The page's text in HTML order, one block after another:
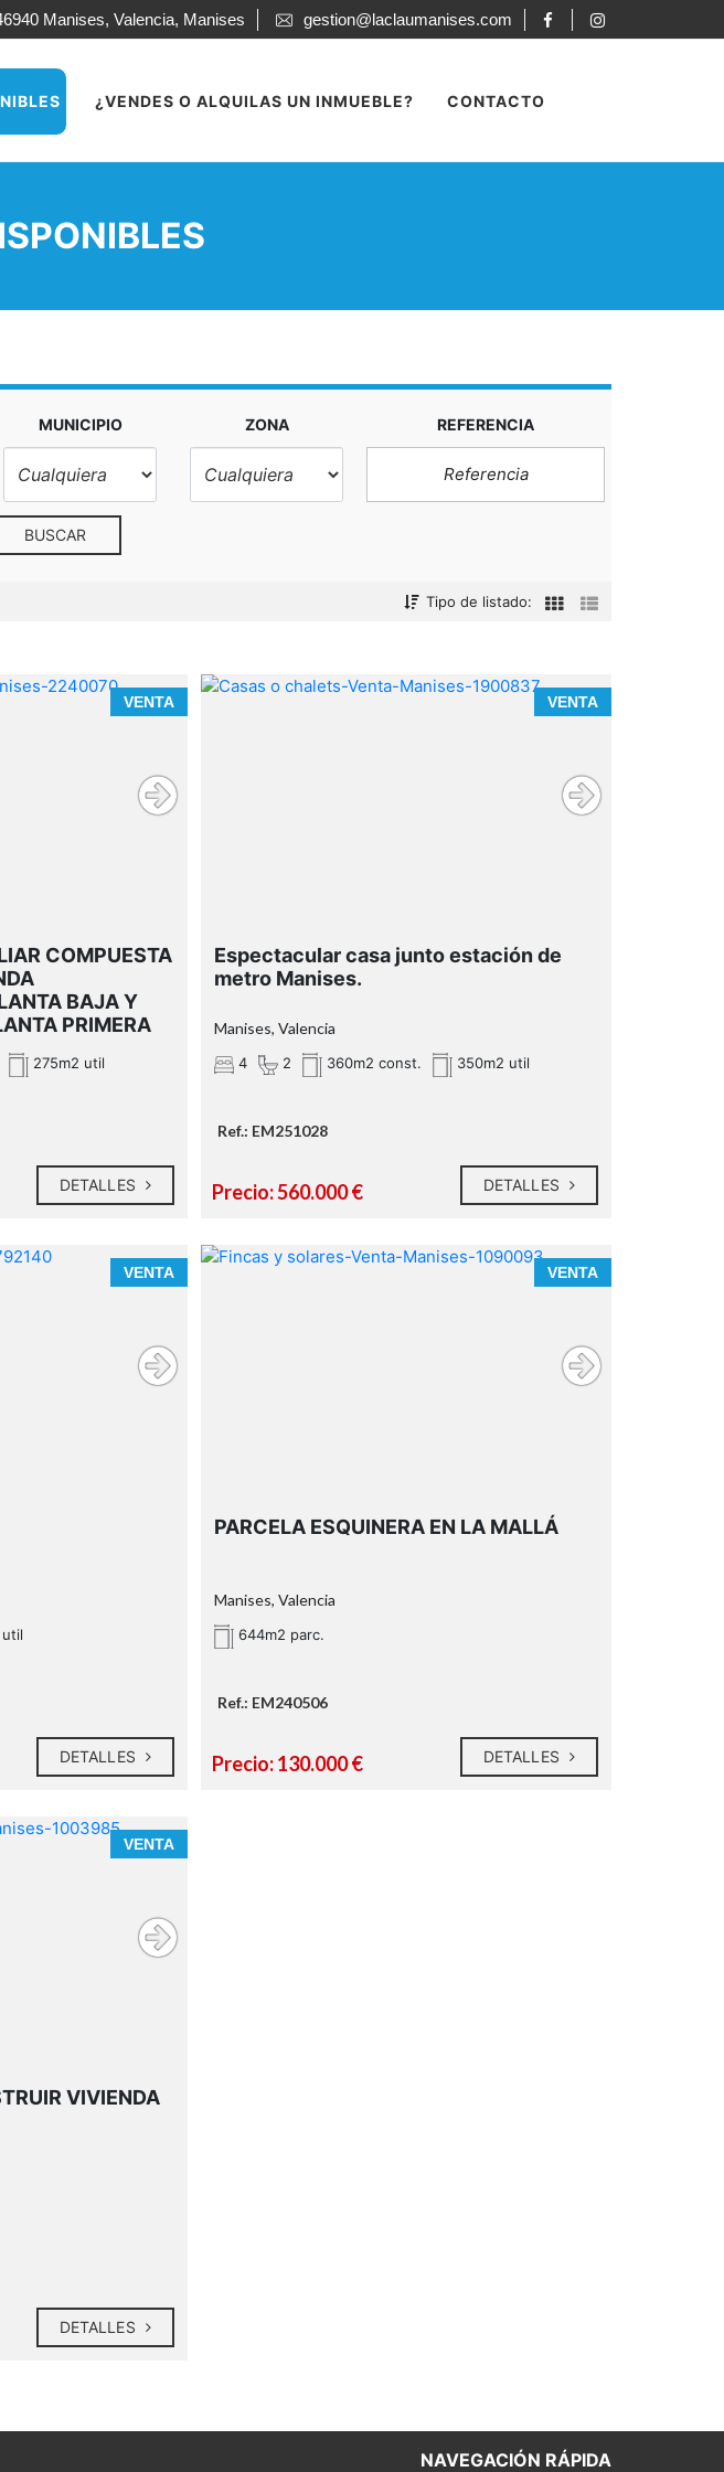
Manises, Valencia, Manises gestion@laclaumanises.com
¿VENDES O ALQUILAS UN INMUEBLE? CONTACTO
MUNICIPIO ZONA REFERENCIA
BUSCAR
Tipo de listado:
VENTA
COMPUESTA
BAJA Y
PRIMERA
275m2 util
DETALLES
VENTA
Espectacular casa junto estación de
metro Manises.
Manises, Valencia
4 2 360m2 const. 350m2 util
Ref.: EM251028
Precio: 560.000 € DETALLES
VENTA
DETALLES
VENTA
PARCELA ESQUINERA EN LA MALLÁ
Manises, Valencia
644m2 parc.
Ref.: EM240506
Precio: 130.000 € DETALLES
VENTA
VIVIENDA
DETALLES
NAVEGACIÓN RÁPIDA